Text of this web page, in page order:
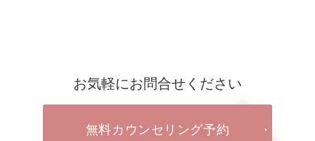
お気軽にお問合せください
無料カウンセリング予約